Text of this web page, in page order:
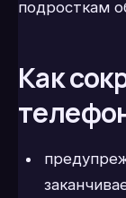
подросткам
Как